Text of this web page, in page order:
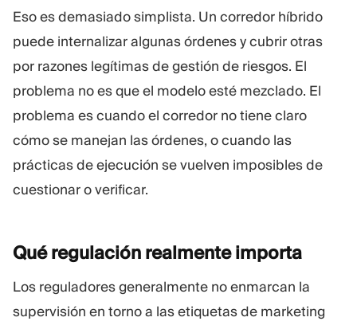
Eso es demasiado simplista. Un corredor híbrido
puede internalizar algunas órdenes y cubrir otras
por razones legítimas de gestión de riesgos. El
problema no es que el modelo esté mezclado. El
problema es cuando el corredor no tiene claro
cómo se manejan las órdenes, o cuando las
prácticas de ejecución se vuelven imposibles de
cuestionar o verificar.
Qué regulación realmenteimporta
Los reguladores generalmente no enmarcan la
supervisión en torno a las etiquetas de marketing